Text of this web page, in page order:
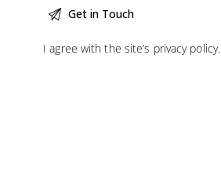
I agree with the site’s privacy policy.